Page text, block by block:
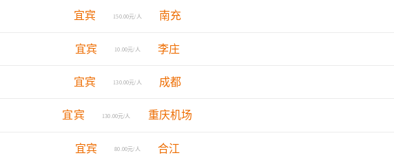
宜宾 150.00元/人 南充
宜宾 10.00元/人 李庄
宜宾 130.00元/人 成都
宜宾 130.00元/人 重庆机场
宜宾 80.00元/人 合江